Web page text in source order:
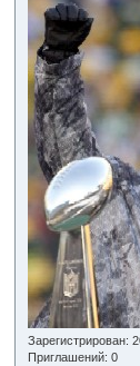
Зарегистрирован:
Приглашений: 0